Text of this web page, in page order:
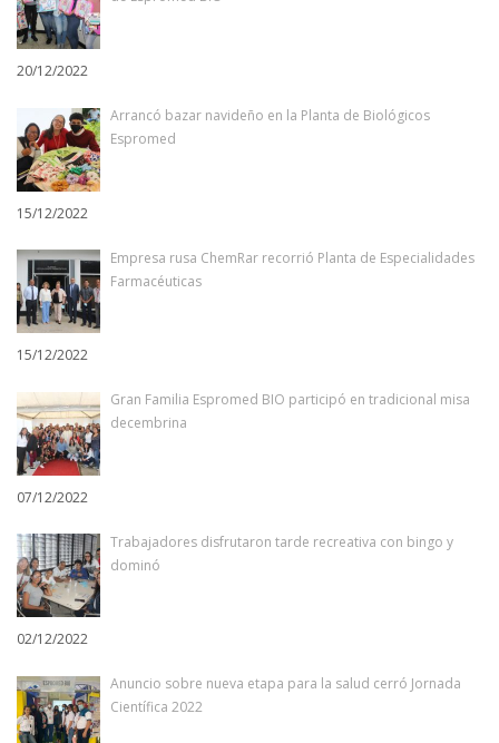
20/12/2022
Arrancó bazar navideño en la Planta de Biológicos
Espromed
15/12/2022
Empresa rusa ChemRar recorrió Planta de Especialidades
Farmacéuticas
15/12/2022
Gran Familia Espromed BIO participó en tradicional misa
decembrina
07/12/2022
Trabajadores disfrutaron tarde recreativa con bingo y
dominó
02/12/2022
Anuncio sobre nueva etapa para la salud cerró Jornada
Científica 2022